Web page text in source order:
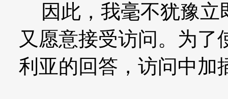
因此，我毫不犹豫立
又愿意接受访问。为了
利亚的回答，访问中加